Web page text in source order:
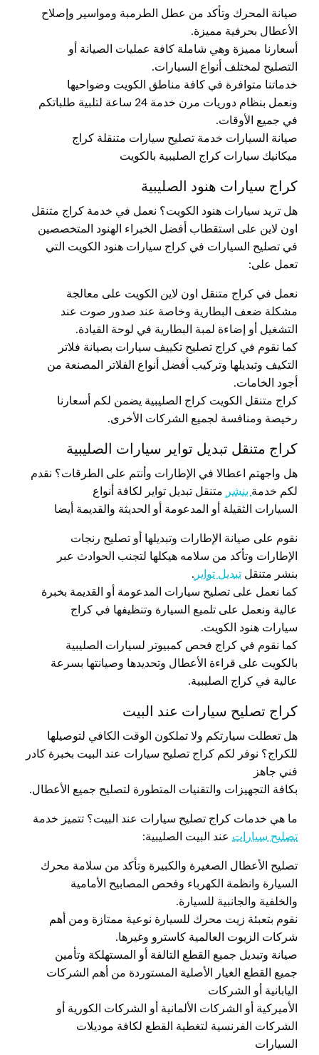
صيانة المحرك وتأكد من عطل الطرمبة ومواسير وإصلاح
الأعطال بحرفية مميزة.
أسعارنا مميزة وهي شاملة كافة عمليات الصيانة أو
التصليح لمختلف أنواع السيارات.
خدماتنا متوافرة في كافة مناطق الكويت وضواحيها
ونعمل بنظام دوريات مرن خدمة 24 ساعة لتلبية طلباتكم
في جميع الأوقات.
صيانة السيارات خدمة تصليح سيارات متنقلة كراج
ميكانيك سيارات كراج الصليبية بالكويت
كراج سيارات هنود الصليبية
هل تريد سيارات هنود الكويت؟ نعمل في خدمة كراج متنقل
اون لاين على استقطاب أفضل الخبراء الهنود المتخصصين
في تصليح السيارات في كراج سيارات هنود الكويت التي
تعمل على:
نعمل في كراج متنقل اون لاين الكويت على معالجة
مشكلة ضعف البطارية وخاصة عند صدور صوت عند
التشغيل أو إضاءة لمبة البطارية في لوحة القيادة.
كما نقوم في كراج تصليح تكييف سيارات بصيانة فلاتر
التكيف وتبديلها وتركيب أفضل أنواع الفلاتر المصنعة من
أجود الخامات.
كراج متنقل الكويت كراج الصليبية يضمن لكم أسعارنا
رخيصة ومنافسة لجميع الشركات الأخرى.
كراج متنقل تبديل تواير سيارات الصليبية
هل واجهتم اعطالا في الإطارات وأنتم على الطرقات؟ نقدم
لكم خدمة بنشر
متنقل تبديل تواير لكافة أنواع
السيارات الثقيلة أو المدعومة أو الحديثة والقديمة أيضا
نقوم على صيانة الإطارات وتبديلها أو تصليح رنجات
الإطارات وتأكد من سلامه هيكلها لتجنب الحوادث عبر
بنشر متنقل تبديل تواير .
كما نعمل على تصليح سيارات المدعومة أو القديمة بخبرة
عالية ونعمل على تلميع السيارة وتنظيفها في كراج
سيارات هنود الكويت.
كما نقوم في كراج فحص كمبيوتر لسيارات الصليبية
بالكويت على قراءة الأعطال وتحديدها وصيانتها بسرعة
عالية في كراج الصليبية.
كراج تصليح سيارات عند البيت
هل تعطلت سيارتكم ولا تملكون الوقت الكافي لتوصيلها
للكراج؟ نوفر لكم كراج تصليح سيارات عند البيت بخبرة كادر
فني جاهز
بكافة التجهيزات والتقنيات المتطورة لتصليح جميع الأعطال.
ما هي خدمات كراج تصليح سيارات عند البيت؟ تتميز خدمة
تصليح سيارات عند البيت الصليبية:
تصليح الأعطال الصغيرة والكبيرة وتأكد من سلامة محرك
السيارة وانظمة الكهرباء وفحص المصابيح الأمامية
والخلفية والجانبية للسيارة.
نقوم بتعبئة زيت محرك للسيارة نوعية ممتازة ومن أهم
شركات الزيوت العالمية كاسترو وغيرها.
صيانة وتبديل جميع القطع التالفة أو المستهلكة وتأمين
جميع القطع الغيار الأصلية المستوردة من أهم الشركات
اليابانية أو الشركات
الأميركية أو الشركات الألمانية أو الشركات الكورية أو
الشركات الفرنسية لتغطية القطع لكافة موديلات
السيارات